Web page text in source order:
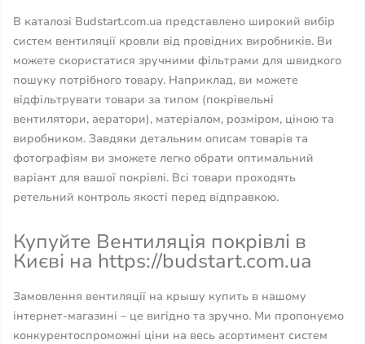
В каталозі Budstart.com.ua представлено широкий вибір
систем вентиляції кровли від провідних виробників. Ви
можете скористатися зручними фільтрами для швидкого
пошуку потрібного товару. Наприклад, ви можете
відфільтрувати товари за типом (покрівельні
вентилятори, аератори), матеріалом, розміром, ціною та
виробником. Завдяки детальним описам товарів та
фотографіям ви зможете легко обрати оптимальний
варіант для вашої покрівлі. Всі товари проходять
ретельний контроль якості перед відправкою.
Купуйте Вентиляція покрівлі в
Києві на https://budstart.com.ua
Замовлення вентиляції на крышу купить в нашому
інтернет-магазині – це вигідно та зручно. Ми пропонуємо
конкурентоспроможні ціни на весь асортимент систем